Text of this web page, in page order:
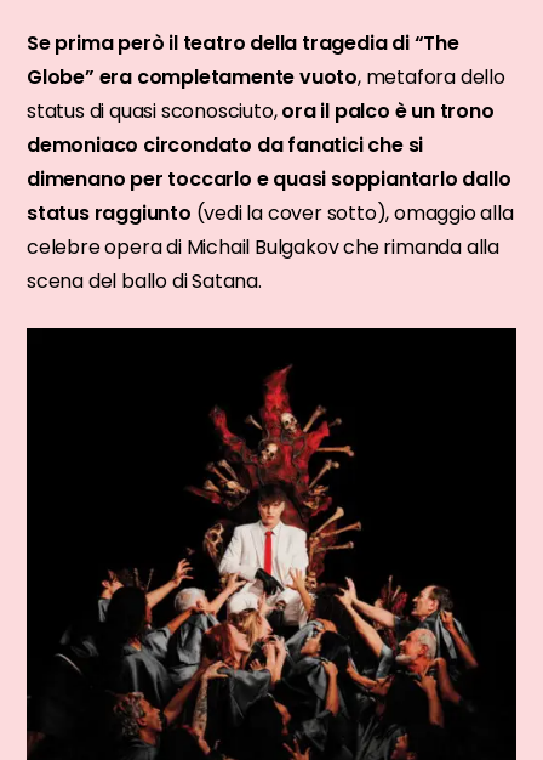
Se prima però il teatro della tragedia di “The
Globe” era completamente vuoto, metafora dello
status di quasi sconosciuto,ora il palco è un trono
demoniaco circondato da fanatici che si
dimenano per toccarlo e quasi soppiantarlo dallo
status raggiunto (vedi la cover sotto), omaggio alla
celebre opera di Michail Bulgakov che rimanda alla
scena del ballo di Satana.